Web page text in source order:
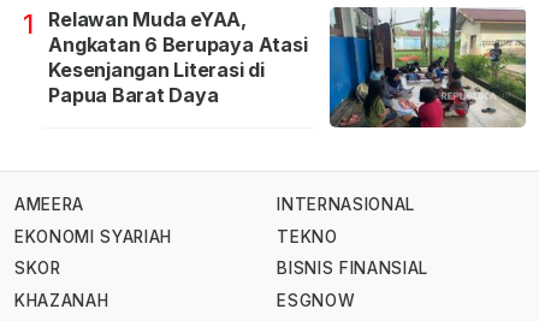
1
Relawan Muda eYAA,
Angkatan 6 Berupaya Atasi
Kesenjangan Literasi di
Papua Barat Daya
AMEERA
EKONOMI SYARIAH
SKOR
KHAZANAH
INTERNASIONAL
TEKNO
BISNIS FINANSIAL
ESGNOW